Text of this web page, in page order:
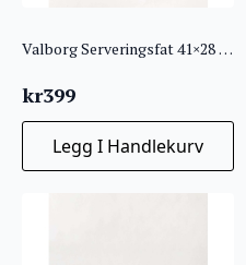
Valborg Serveringsfat 41×28 grønn
kr399
Legg I Handlekurv